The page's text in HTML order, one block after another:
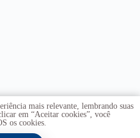
mais relevante, lembrando suas
em “Aceitar cookies”, você
os cookies.